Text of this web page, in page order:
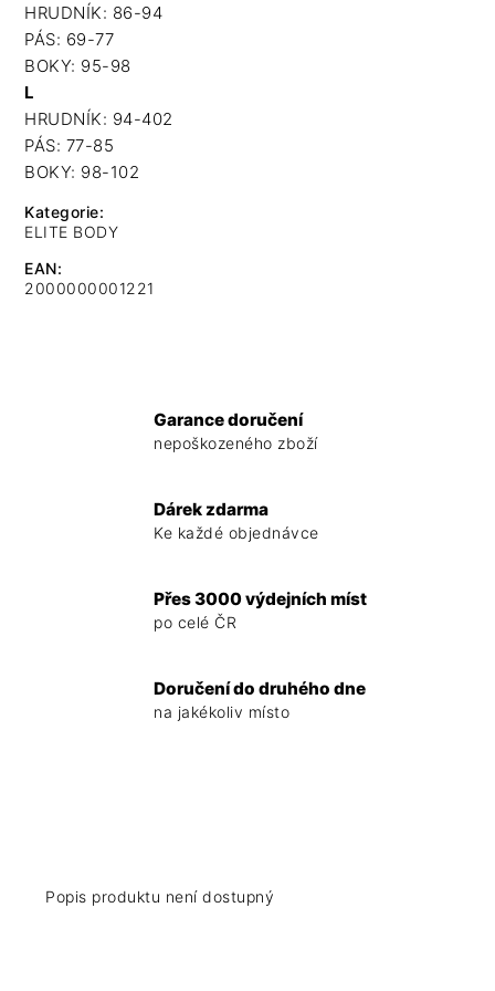
HRUDNÍK: 86-94
PÁS: 69-77
BOKY: 95-98
L
HRUDNÍK: 94-402
PÁS: 77-85
BOKY: 98-102
Kategorie:
ELITE BODY
EAN:
2000000001221
Garance doručení
nepoškozeného zboží
Dárek zdarma
Ke každé objednávce
Přes 3000 výdejních míst
po celé ČR
Doručení do druhého dne
na jakékoliv místo
Popis produktu není dostupný